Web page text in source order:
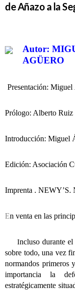
de Añazo a la
Autor:
AGÜERO
Presentación:
Prólogo: Alberto
Introducción: Miguel
Edición: Asociación
Imprenta . NEWY’S.
En venta en las
Incluso durante
sobre todo, una vez
normandos primeros
importancia la
estratégicamente